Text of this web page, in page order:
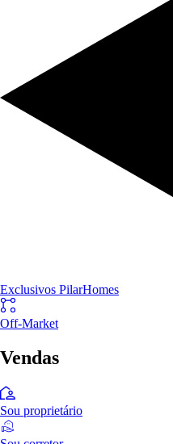
Exclusivos PilarHomes
Off-Market
Vendas
Sou proprietário